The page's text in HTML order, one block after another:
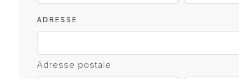
ADRESSE
Adresse postale